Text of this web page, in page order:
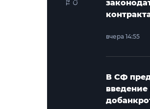
вчера 14:55
В СФ